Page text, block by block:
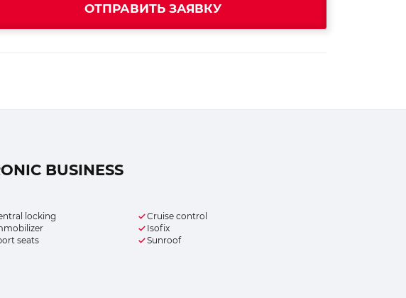
ОТПРАВИТЬ ЗАЯВКУ
BUSINESS
locking
Cruise control
Isofix
seats
Sunroof